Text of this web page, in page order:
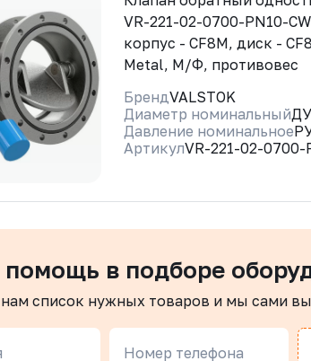
VR-221-02-0700-PN10-
корпус - CF8M, диск -
Metal, М/Ф, противовес
БрендVALSTOK
Диаметр номинальный
Давление номинальное
АртикулVR-221-02-0700-
в подборе
нам список нужных товаров и мы сами
Номер телефона